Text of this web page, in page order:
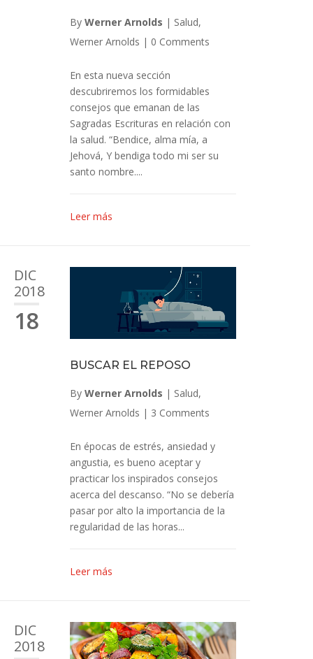
By Werner Arnolds | Salud,
Werner Arnolds | 0 Comments
En esta nueva sección
descubriremos los formidables
consejos que emanan de las
Sagradas Escrituras en relación con
la salud. “Bendice, alma mía, a
Jehová, Y bendiga todo mi ser su
santo nombre....
Leer más
DIC
2018
18
BUSCAR EL REPOSO
By Werner Arnolds | Salud,
Werner Arnolds | 3 Comments
En épocas de estrés, ansiedad y
angustia, es bueno aceptar y
practicar los inspirados consejos
acerca del descanso. “No se debería
pasar por alto la importancia de la
regularidad de las horas...
Leer más
DIC
2018